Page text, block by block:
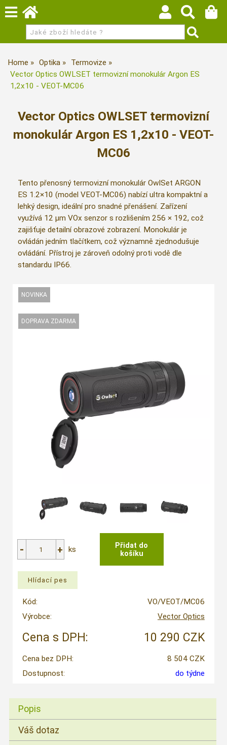
Home Optika
Termovize
Vector Optics OWLSET termovizní monokulár Argon ES
1,2x10 - VEOT-MC06
Vector Optics OWLSET termovizní
monokulár Argon ES 1,2x10 - VEOT-
MC06
Tento přenosný termovizní monokulár OwlSet ARGON
ES 1.2×10 (model VEOT-MC06) nabízí ultra kompaktní a
lehký design, ideální pro snadné přenášení. Zařízení
využívá 12 µm VOx senzor s rozlišením 256 × 192, což
zajišťuje detailní obrazové zobrazení. Monokulár je
ovládán jedním tlačítkem, což významně zjednodušuje
ovládání. Přístroj je zároveň odolný proti vodě dle
standardu IP66.
ks
Kód:
VO/VEOT/MC06
Výrobce:
Vector Optics
Cena s DPH: 10 290 CZK
Cena bez DPH:
8 504 CZK
Dostupnost:
do týdne
Popis
Váš dotaz